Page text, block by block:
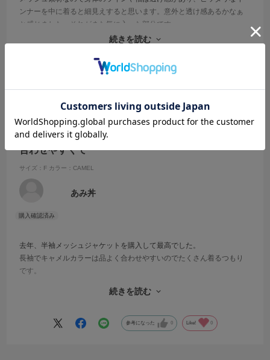
ンナーを中に着ると細見えすると思います。意外と透け感あるかなぁ
と感じました。それがまた気に入った部分です。
お袖もふんわりと余裕のあるデザインでゴージャス感もあるなと気に
続きを読む
参考になった 0
2026.5.30
合わせやすくて
サイズ：F カラー：CAMEL
あみ丼
去年、半袖メッシュジャケットを購入して最高でした。
長袖でキャメルカラーは品よく合わせやすいのでたくさん着るつもり
です。
てなかったらどうしようと思い即買いです。私の欲しかった服がここ
続きを読む
参考になった 0 Like! 0